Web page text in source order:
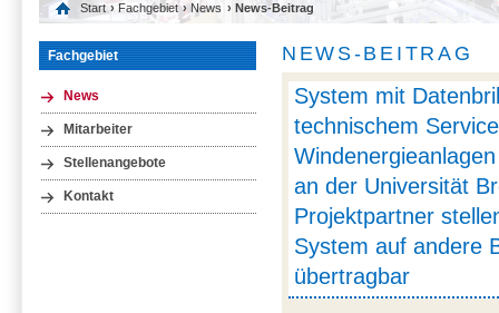
Start › Fachgebiet › News › News-Beitrag
Fachgebiet
News
Mitarbeiter
Stellenangebote
Kontakt
NEWS-BEITRAG
System mit
technischem
an der Universität
Projektpartner
System auf andere
übertragbar